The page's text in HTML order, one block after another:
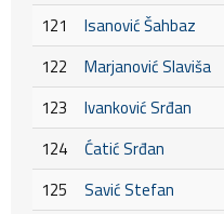
121
Isanović Šahbaz
122
Marjanović Slaviša
123
Ivanković Srđan
124
Ćatić Srđan
125
Savić Stefan